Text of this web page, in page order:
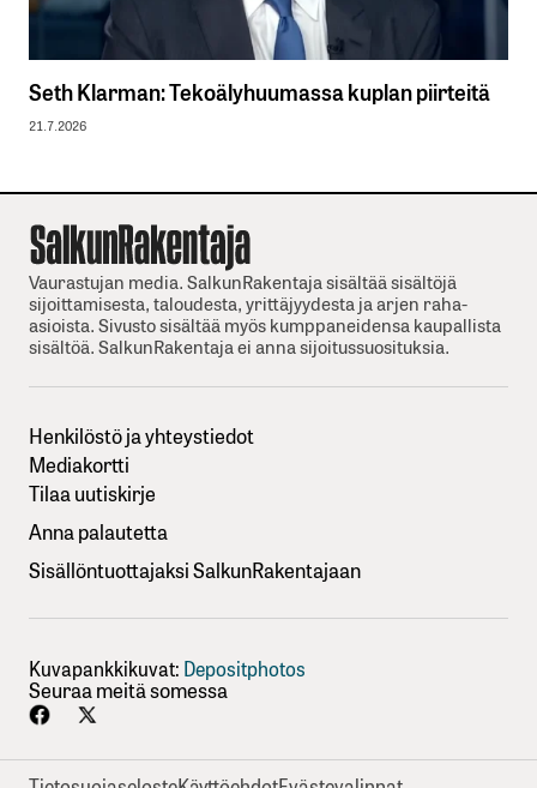
Seth Klarman: Tekoälyhuumassa kuplan piirteitä
21.7.2026
Vaurastujan media. SalkunRakentaja sisältää sisältöjä
sijoittamisesta, taloudesta, yrittäjyydesta ja arjen raha-
asioista. Sivusto sisältää myös kumppaneidensa kaupallista
sisältöä. SalkunRakentaja ei anna sijoitussuosituksia.
Henkilöstö ja yhteystiedot
Mediakortti
Tilaa uutiskirje
Anna palautetta
Sisällöntuottajaksi SalkunRakentajaan
Kuvapankkikuvat: Depositphotos
Seuraa meitä somessa